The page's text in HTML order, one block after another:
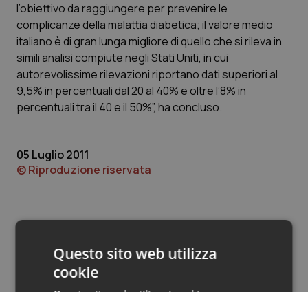
Veneto
Oncoematologia
Oncologia & Nutrizione
Psoriasi & pelle
Quotidiano Chirurgia
Rene & patologie urogenitali
l’obiettivo da raggiungere per prevenire le
complicanze della malattia diabetica; il valore medio
italiano è di gran lunga migliore di quello che si rileva in
simili analisi compiute negli Stati Uniti, in cui
autorevolissime rilevazioni riportano dati superiori al
9,5% in percentuali dal 20 al 40% e oltre l’8% in
percentuali tra il 40 e il 50%”, ha concluso.
05 Luglio 2011
© Riproduzione riservata
Potrebbe interessarti in
Questo sito web utilizza
cookie